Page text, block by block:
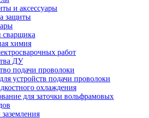
и аксессуары
защиты
сварщика
химия
работ
ДУ
подачи проволоки
устройств подачи проволоки
охлаждения
для заточки вольфрамовых